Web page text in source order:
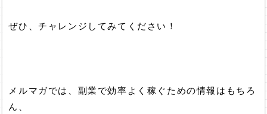
ぜひ、チャレンジしてみてください！
メルマガでは、副業で効率よく稼ぐための情報はもちろ
ん、